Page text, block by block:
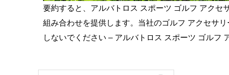
要約すると、アルバトロス スポーツ ゴルフ アク
組み合わせを提供します。当社のゴルフ アクセサ
しないでください – アルバトロス スポーツ ゴルフ